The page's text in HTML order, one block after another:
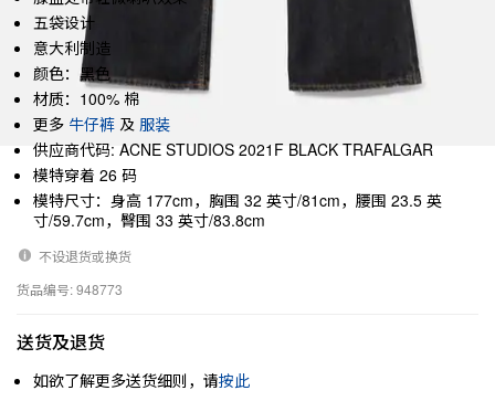
五袋设计
意大利制造
颜色：黑色
材质：100% 棉
更多 牛仔裤 及 服装
供应商代码: ACNE STUDIOS 2021F BLACK TRAFALGAR
模特穿着 26 码
模特尺寸：身高 177cm，胸围 32 英寸/81cm，腰围 23.5 英
寸/59.7cm，臀围 33 英寸/83.8cm
不设退货或换货
货品编号: 948773
送货及退货
如欲了解更多送货细则，请按此